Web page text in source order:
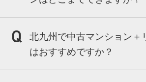
能です。
ただし管理規約や構造によ
すので、事前確認が重要で
北九州で中古マンション＋
はおすすめですか？